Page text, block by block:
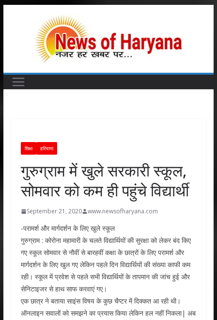
शिक्षा हरियाणा
गुरुग्राम में खुले सरकारी स्कूल,
सोमवार को कम ही पहुंचे विद्यार्थी
September 21, 2020 www.newsofharyana.com
-परामर्श और मार्गदर्शन के लिए खुले स्कूल
गुरुग्राम : कोरोना महामारी के चलते विद्यार्थियों की सुरक्षा को लेकर बंद किए
गए स्कूल सोमवार से नौवीं से बारहवीं कक्षा के छात्रों के लिए परामर्श और
मार्गदर्शन के लिए खुल गए लेकिन पहले दिन विद्यार्थियों की संख्या काफी कम
रही। स्कूल में प्रवेश से पहले सभी विद्यार्थियों के तापमान की जांच हुई और
सेनिटाइजर से हाथ साफ करवाएं गए।
एक छात्र ने बताया साइंस विषय के कुछ चैप्टर में दिक्कत आ रही थी।
ऑनलाइन सवालों को समझने का प्रयास किया लेकिन हल नहीं निकला| अब